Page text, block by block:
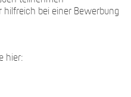
hilfreich bei einer Bewerbung
hier: